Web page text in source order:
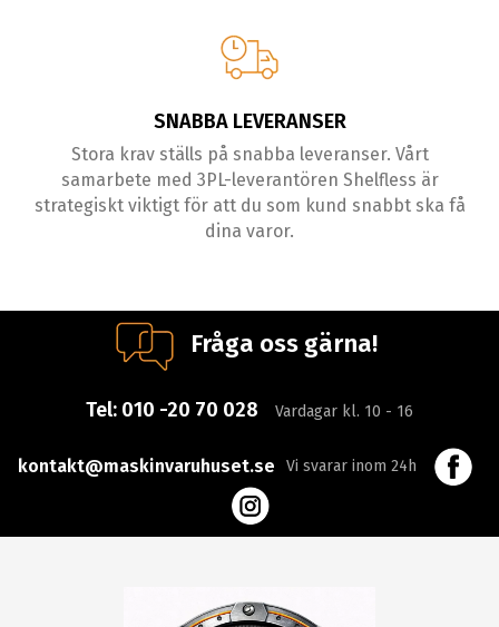
SNABBA LEVERANSER
Stora krav ställs på snabba leveranser. Vårt
samarbete med 3PL-leverantören Shelfless är
strategiskt viktigt för att du som kund snabbt ska få
dina varor.
Fråga oss gärna!
Tel: 010 -20 70 028 Vardagar kl. 10 - 16
kontakt@maskinvaruhuset.se Vi svarar inom 24h